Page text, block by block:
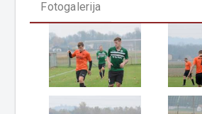
Fotogalerija